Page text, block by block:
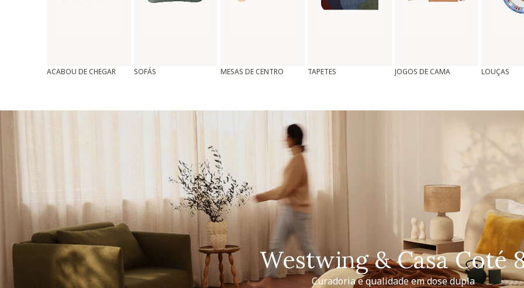
ACABOU DE CHEGAR SOFÁS MESAS DE CENTRO TAPETES JOGOS DE CAMA LOUÇAS
Westwing & Casa Coté
Curadoria e qualidade em dose dupla